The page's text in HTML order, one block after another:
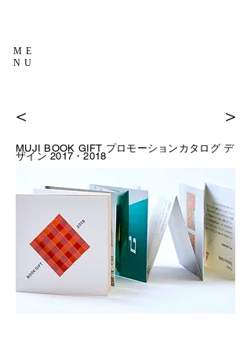
ME
NU
＜ ＞
MUJI BOOK GIFT プロモーションカタログ デ
ザイン 2017・2018